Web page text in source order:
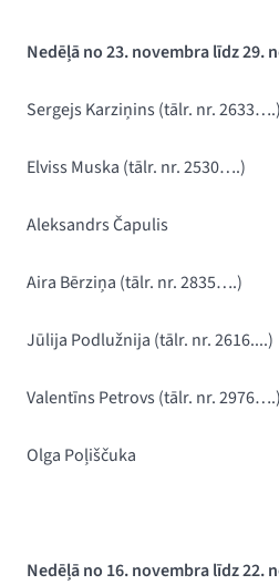
Nedēļā no 23. novembra līdz 29.
Sergejs Karziņins(tālr. nr. 2633….)
Elviss Muska (tālr. nr. 2530….)
Aleksandrs Čapulis
Aira Bērziņa (tālr. nr. 2835….)
Jūlija Podlužnija (tālr. nr. 2616....)
Valentīns Petrovs (tālr. nr. 2976….)
Olga Poļiščuka
Nedēļā no 16. novembra līdz 22.